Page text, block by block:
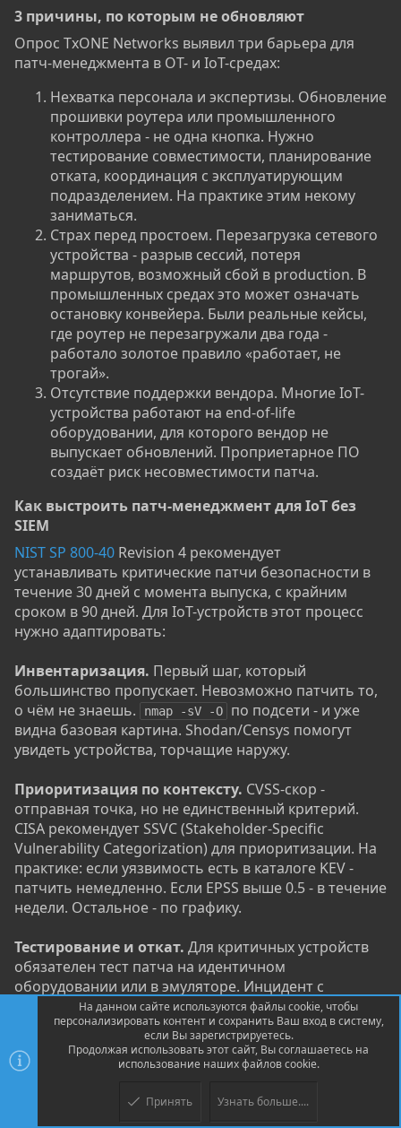
3 причины, по которым не обновляют​
Опрос TxONE Networks выявил три барьера для
патч-менеджмента в OT- и IoT-средах:
Нехватка персонала и экспертизы. Обновление
прошивки роутера или промышленного
контроллера - не одна кнопка. Нужно
тестирование совместимости, планирование
отката, координация с эксплуатирующим
подразделением. На практике этим некому
заниматься.
Страх перед простоем. Перезагрузка сетевого
устройства - разрыв сессий, потеря
маршрутов, возможный сбой в production. В
промышленных средах это может означать
остановку конвейера. Были реальные кейсы,
где роутер не перезагружали два года -
работало золотое правило «работает, не
трогай».
Отсутствие поддержки вендора. Многие IoT-
устройства работают на end-of-life
оборудовании, для которого вендор не
выпускает обновлений. Проприетарное ПО
создаёт риск несовместимости патча.
Как выстроить патч-менеджмент для IoT без
SIEM​
NIST SP 800-40 Revision 4 рекомендует
устанавливать критические патчи безопасности в
течение 30 дней с момента выпуска, с крайним
сроком в 90 дней. Для IoT-устройств этот процесс
нужно адаптировать:
Инвентаризация. Первый шаг, который
большинство пропускает. Невозможно патчить то,
о чём не знаешь.
nmap -sV -O
по подсети - и уже
видна базовая картина. Shodan/Censys помогут
увидеть устройства, торчащие наружу.
Приоритизация по контексту. CVSS-скор -
отправная точка, но не единственный критерий.
CISA рекомендует SSVC (Stakeholder-Specific
Vulnerability Categorization) для приоритизации. На
практике: если уязвимость есть в каталоге KEV -
патчить немедленно. Если EPSS выше 0.5 - в течение
недели. Остальное - по графику.
Тестирование и откат. Для критичных устройств
обязателен тест патча на идентичном
оборудовании или в эмуляторе. Инцидент с
CrowdStrike в 2024 году, затронувший около 8,5
миллиона Windows-устройств (по данным Microsoft)
и нарушивший работу множества отраслей,
наглядно подтвердил: фазированное
рекомендация, а необходимость.
На данном сайте используются файлы cookie, чтобы
персонализировать контент и сохранить Ваш вход в систему,
если Вы зарегистрируетесь.
Продолжая использовать этот сайт, Вы соглашаетесь на
использование наших файлов cookie.
Принять Узнать больше....